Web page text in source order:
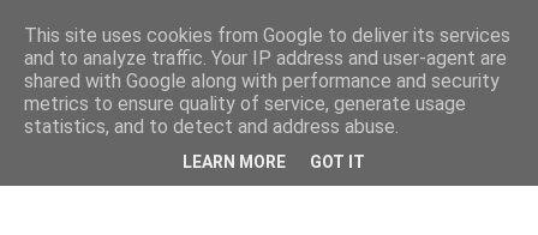
This site uses cookies from Google to deliver its services
and to analyze traffic. Your IP address and user-agent are
shared with Google along with performance and security
metrics to ensure quality of service, generate usage
statistics, and to detect and address abuse.
LEARN MORE GOT IT